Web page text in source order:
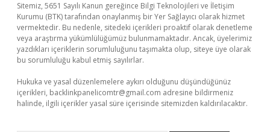
Sitemiz, 5651 Sayılı Kanun gereğince Bilgi Teknolojileri ve İletişim
Kurumu (BTK) tarafından onaylanmış bir Yer Sağlayıcı olarak hizmet
vermektedir. Bu nedenle, sitedeki içerikleri proaktif olarak denetleme
veya araştırma yükümlülüğümüz bulunmamaktadır. Ancak, üyelerimiz
yazdıkları içeriklerin sorumluluğunu taşımakta olup, siteye üye olarak
bu sorumluluğu kabul etmiş sayılırlar.
Hukuka ve yasal düzenlemelere aykırı olduğunu düşündüğünüz
içerikleri, backlinkpanelicomtr@gmail.com adresine bildirmeniz
halinde, ilgili içerikler yasal süre içerisinde sitemizden kaldırılacaktır.